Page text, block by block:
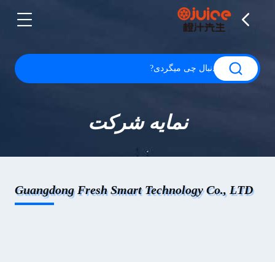
نمایه شرکت
Guangdong Fresh Smart Technology Co., LTD